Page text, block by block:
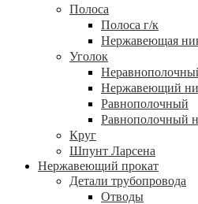
Полоса
Полоса г/к
Нержавеющая
Уголок
Нержавеющий
Равнополочный
Равнополочный
Круг
Шпунт Ларсена
Нержавеющий прокат
Детали трубопровода
Отводы